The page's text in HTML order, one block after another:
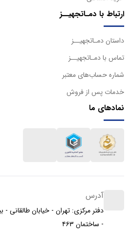
ارتباط با دمـاتجهیــز
داستان دمـاتجهیــز
تماس با دمـاتجهیــز
شماره حساب‌های معتبر
خدمات پس از فروش
نمادهای ما
آدرس
دفتر مرکزی: تهران - خیابان طالقانی
- ساختمان ۴۶۳